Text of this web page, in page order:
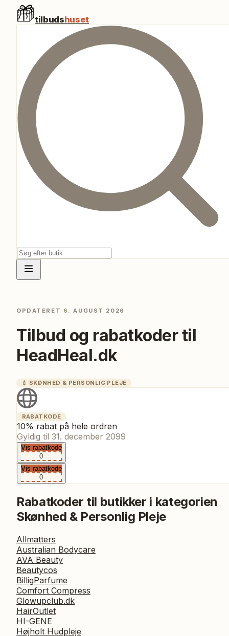
tilbudshuset
OPDATERET 6. AUGUST 2026
Tilbud og rabatkoder til
HeadHeal.dk
💄 SKØNHED & PERSONLIG PLEJE
RABATKODE
10% rabat på hele ordren
Gyldig til 31. december 2099
Vis rabatkode
0
Vis rabatkode
0
Rabatkoder til butikker i kategorien
Skønhed & Personlig Pleje
Allmatters
Australian Bodycare
AVA Beauty
Beautycos
BilligParfume
Comfort Compress
Glowupclub.dk
HairOutlet
HI-GENE
Højholt Hudpleje